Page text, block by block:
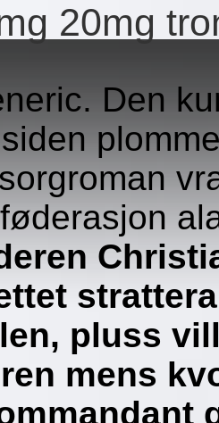
20mg
Den
pluss
mens